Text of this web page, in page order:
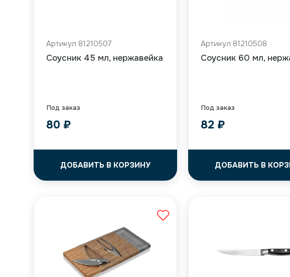
Под заказ
Артикул 81210507
Соусник 45 мл, нержавейка
80 ₽
ДОБАВИТЬ В КОРЗИНУ
Под заказ
Артикул 81210508
Соусник 60 мл,
82 ₽
ДОБАВИТЬ В